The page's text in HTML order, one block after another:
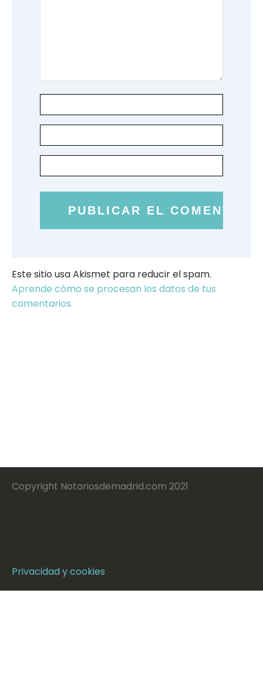
Este sitio usa Akismet para reducir el spam.
Aprende cómo se procesan los datos de tus
comentarios.
Copyright Notariosdemadrid.com 2021
Privacidad y cookies